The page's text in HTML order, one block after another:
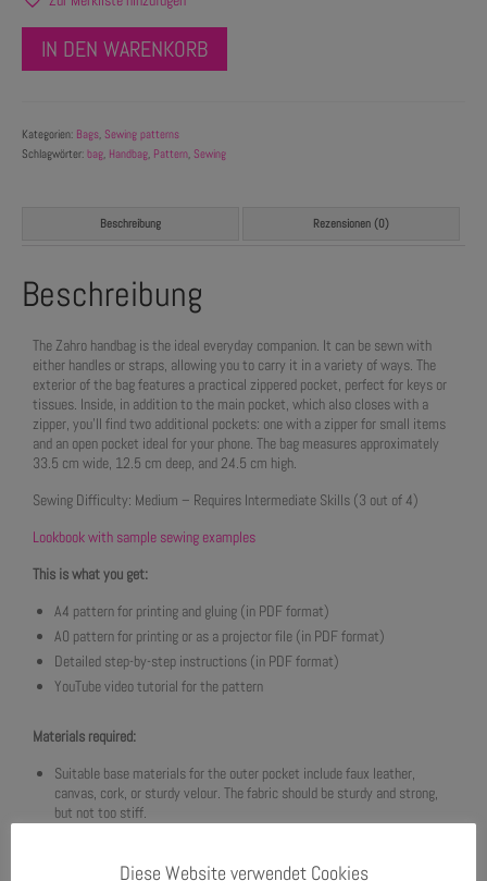
IN DEN WARENKORB
Kategorien: Bags Sewing patterns
Schlagwörter: bag Handbag Pattern Sewing
Beschreibung Rezensionen (0)
Beschreibung
The Zahro handbag is the ideal everyday companion. It can be sewn with
either handles or straps, allowing you to carry it in a variety of ways. The
exterior of the bag features a practical zippered pocket, perfect for keys or
tissues. Inside, in addition to the main pocket, which also closes with a
zipper, you’ll find two additional pockets: one with a zipper for small items
and an open pocket ideal for your phone. The bag measures approximately
33.5 cm wide, 12.5 cm deep, and 24.5 cm high.
Sewing Difficulty: Medium – Requires Intermediate Skills (3 out of 4)
Lookbook with sample sewing examples
This is what you get:
A4 pattern for printing and gluing (in PDF format)
A0 pattern for printing or as a projector file (in PDF format)
Detailed step-by-step instructions (in PDF format)
YouTube video tutorial for the pattern
Materials required:
Suitable base materials for the outer pocket include faux leather,
canvas, cork, or sturdy velour. The fabric should be sturdy and strong,
but not too stiff.
Diese Website verwendet Cookies